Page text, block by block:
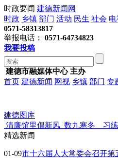
时政要闻 建德新闻网
时政 乡镇 部门 活动 民生 社会
0571-58313817
举报电话：
0571-64734823
我要投稿
建德市融媒体中心 主办
首页 建德新闻 网视 乡镇 部门 专
建德图库
清廉馆里倡新风 数九寒冬 习
精选新闻
01-09市十六届人大常委会召开第